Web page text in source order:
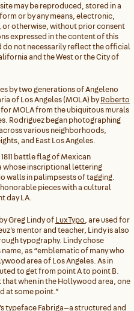
may be reproduced, stored in a
or by any means, electronic,
otherwise, without prior consent
expressed in the content of this
not necessarily reflect the official
and the West or the City of
by two generations of Angeleno
of Los Angeles (MOLA) byRoberto
MOLA from the ubiquitous murals
Rodriguez began photographing
various neighborhoods,
and East Los Angeles.
battle flag of Mexican
whose inscriptional lettering
walls in palimpsests of tagging.
pieces with a cultural
day LA.
Greg Lindy ofLuxTypo, are used for
mentor and teacher, Lindy is also
typography. Lindy chose
as “emblematic of many who
area of Los Angeles. As in
to get from point A to point B.
when in the Hollywood area, one
at some point.”
typeface Fabriga—a structured and